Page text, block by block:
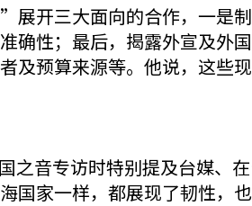
开三大面向的合作，一是
确性；最后，揭露外宣及外
及预算来源等。他说，这些
之音专访时特别提及台媒、
国家一样，都展现了韧性，